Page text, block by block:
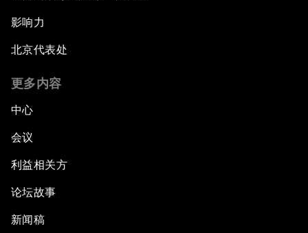
影响力
北京代表处
更多内容
中心
会议
利益相关方
论坛故事
新闻稿